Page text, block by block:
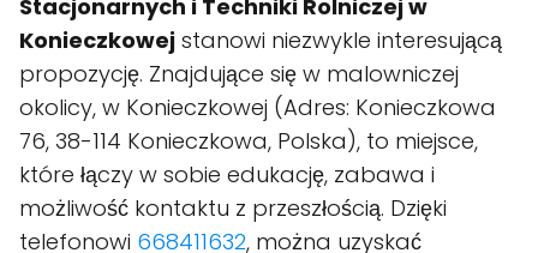
Stacjonarnych i Techniki Rolniczej w
Konieczkowej stanowi niezwykle interesującą
propozycję. Znajdujące się w malowniczej
okolicy, w Konieczkowej (Adres: Konieczkowa
76, 38-114 Konieczkowa, Polska), to miejsce,
które łączy w sobie edukację, zabawa i
możliwość kontaktu z przeszłością. Dzięki
telefonowi 668411632, można uzyskać